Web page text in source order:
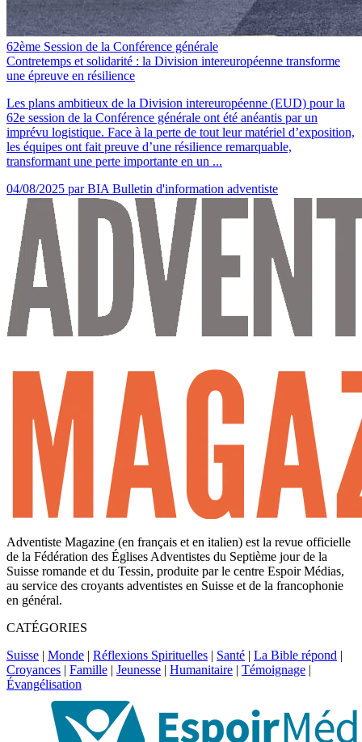
62ème Session de la Conférence générale
Contretemps et solidarité : la Division intereuropéenne transforme
une épreuve en résilience
Les plans ambitieux de la Division intereuropéenne (EUD) pour la
62e session de la Conférence générale ont été anéantis par un
imprévu logistique. Face à la perte de tout leur matériel d’exposition,
les équipes ont fait preuve d’une résilience remarquable,
transformant une perte importante en un ...
04/08/2025 par BIA Bulletin d'information adventiste
Adventiste Magazine (en français et en italien) est la revue officielle
de la Fédération des Églises Adventistes du Septième jour de la
Suisse romande et du Tessin, produite par le centre Espoir Médias,
au service des croyants adventistes en Suisse et de la francophonie
en général.
CATÉGORIES
Suisse | Monde | Réflexions Spirituelles | Santé | La Bible répond |
Croyances | Famille | Jeunesse | Humanitaire | Témoignage |
Évangélisation